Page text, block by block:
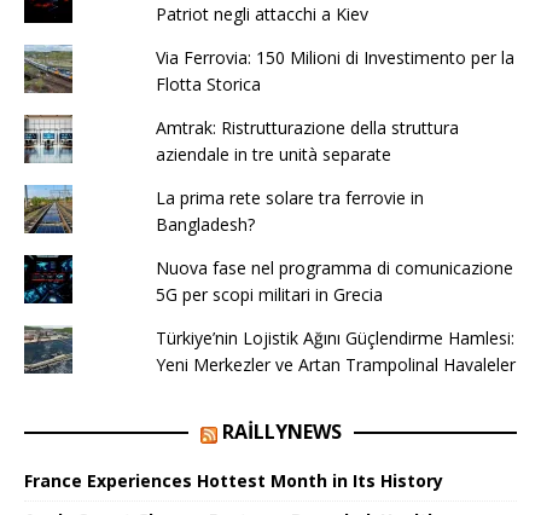
Patriot negli attacchi a Kiev
Via Ferrovia: 150 Milioni di Investimento per la
Flotta Storica
Amtrak: Ristrutturazione della struttura
aziendale in tre unità separate
La prima rete solare tra ferrovie in
Bangladesh?
Nuova fase nel programma di comunicazione
5G per scopi militari in Grecia
Türkiye’nin Lojistik Ağını Güçlendirme Hamlesi:
Yeni Merkezler ve Artan Trampolinal Havaleler
RAILLYNEWS
France Experiences Hottest Month in Its History